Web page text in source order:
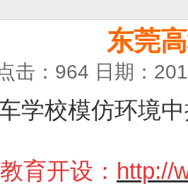
东莞
击：964 日期：
学校模仿环境
育开设： http://